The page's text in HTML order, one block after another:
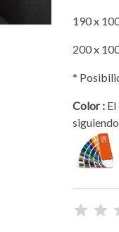
190 x
200 x
*
Color :